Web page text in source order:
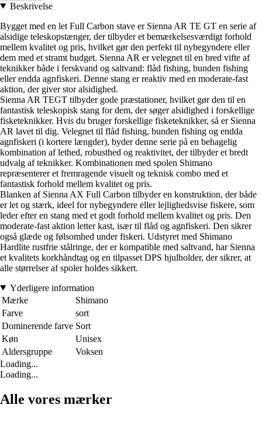
Beskrivelse
Bygget med en let Full Carbon stave er Sienna AR TE GT en serie af
alsidige teleskopstænger, der tilbyder et bemærkelsesværdigt forhold
mellem kvalitet og pris, hvilket gør den perfekt til nybegyndere eller
dem med et stramt budget. Sienna AR er velegnet til en bred vifte af
teknikker både i ferskvand og saltvand: flåd fishing, bunden fishing
eller endda agnfiskeri. Denne stang er reaktiv med en moderate-fast
aktion, der giver stor alsidighed.
Sienna AR TEGT tilbyder gode præstationer, hvilket gør den til en
fantastisk teleskopisk stang for dem, der søger alsidighed i forskellige
fisketeknikker. Hvis du bruger forskellige fisketeknikker, så er Sienna
AR lavet til dig. Velegnet til flåd fishing, bunden fishing og endda
agnfiskeri (i kortere længder), byder denne serie på en behagelig
kombination af lethed, robusthed og reaktivitet, der tilbyder et bredt
udvalg af teknikker. Kombinationen med spolen Shimano
repræsenterer et fremragende visuelt og teknisk combo med et
fantastisk forhold mellem kvalitet og pris.
Blanken af Sienna AX Full Carbon tilbyder en konstruktion, der både
er let og stærk, ideel for nybegyndere eller lejlighedsvise fiskere, som
leder efter en stang med et godt forhold mellem kvalitet og pris. Den
moderate-fast aktion letter kast, især til flåd og agnfiskeri. Den sikrer
også glæde og følsomhed under fiskeri. Udstyret med Shimano
Hardlite rustfrie stålringe, der er kompatible med saltvand, har Sienna
et kvalitets korkhåndtag og en tilpasset DPS hjulholder, der sikrer, at
alle størrelser af spoler holdes sikkert.
Yderligere information
Mærke
Shimano
Farve
sort
Dominerende farve Sort
Køn
Unisex
Aldersgruppe
Voksen
Loading...
Loading...
Alle vores mærker